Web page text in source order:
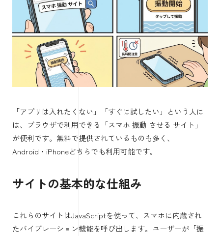
「アプリは入れたくない」「すぐに試したい」という人に
は、ブラウザで利用できる「スマホ 振動 させる サイト」
が便利です。無料で提供されているものも多く、
Android・iPhoneどちらでも利用可能です。
サイトの基本的な仕組み
これらのサイトはJavaScriptを使って、スマホに内蔵され
たバイブレーション機能を呼び出します。ユーザーが「振